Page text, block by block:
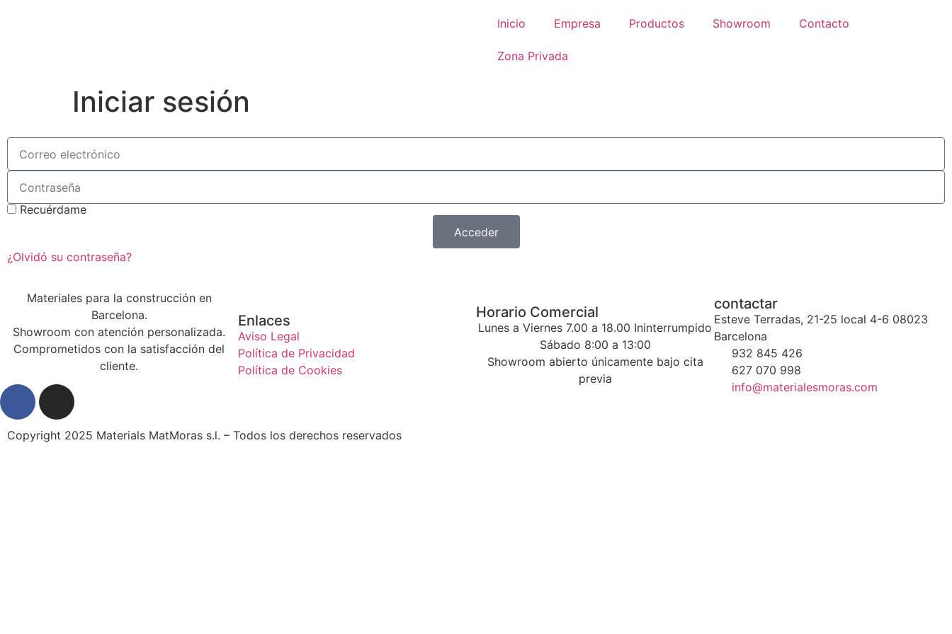
Inicio Empresa Productos Showroom Contacto
Zona Privada
Iniciar sesión
Recuérdame
Acceder
¿Olvidó su contraseña?
Materiales para la construcción en
Barcelona.
Showroom con atención personalizada.
Comprometidos con la satisfacción del
cliente.
Enlaces
Aviso Legal
Política de Privacidad
Política de Cookies
Horario Comercial
Lunes a Viernes 7.00 a 18.00 Ininterrumpido
Sábado 8:00 a 13:00
Showroom abierto únicamente bajo cita
previa
contactar
Esteve Terradas, 21-25 local 4-6 08023
Barcelona
932 845 426
627 070 998
info@materialesmoras.com
Copyright 2025 Materials MatMoras s.l. – Todos los derechos reservados